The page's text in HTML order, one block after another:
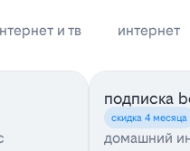
и тв интернет
подписка
скидка 4 месяца
домашний